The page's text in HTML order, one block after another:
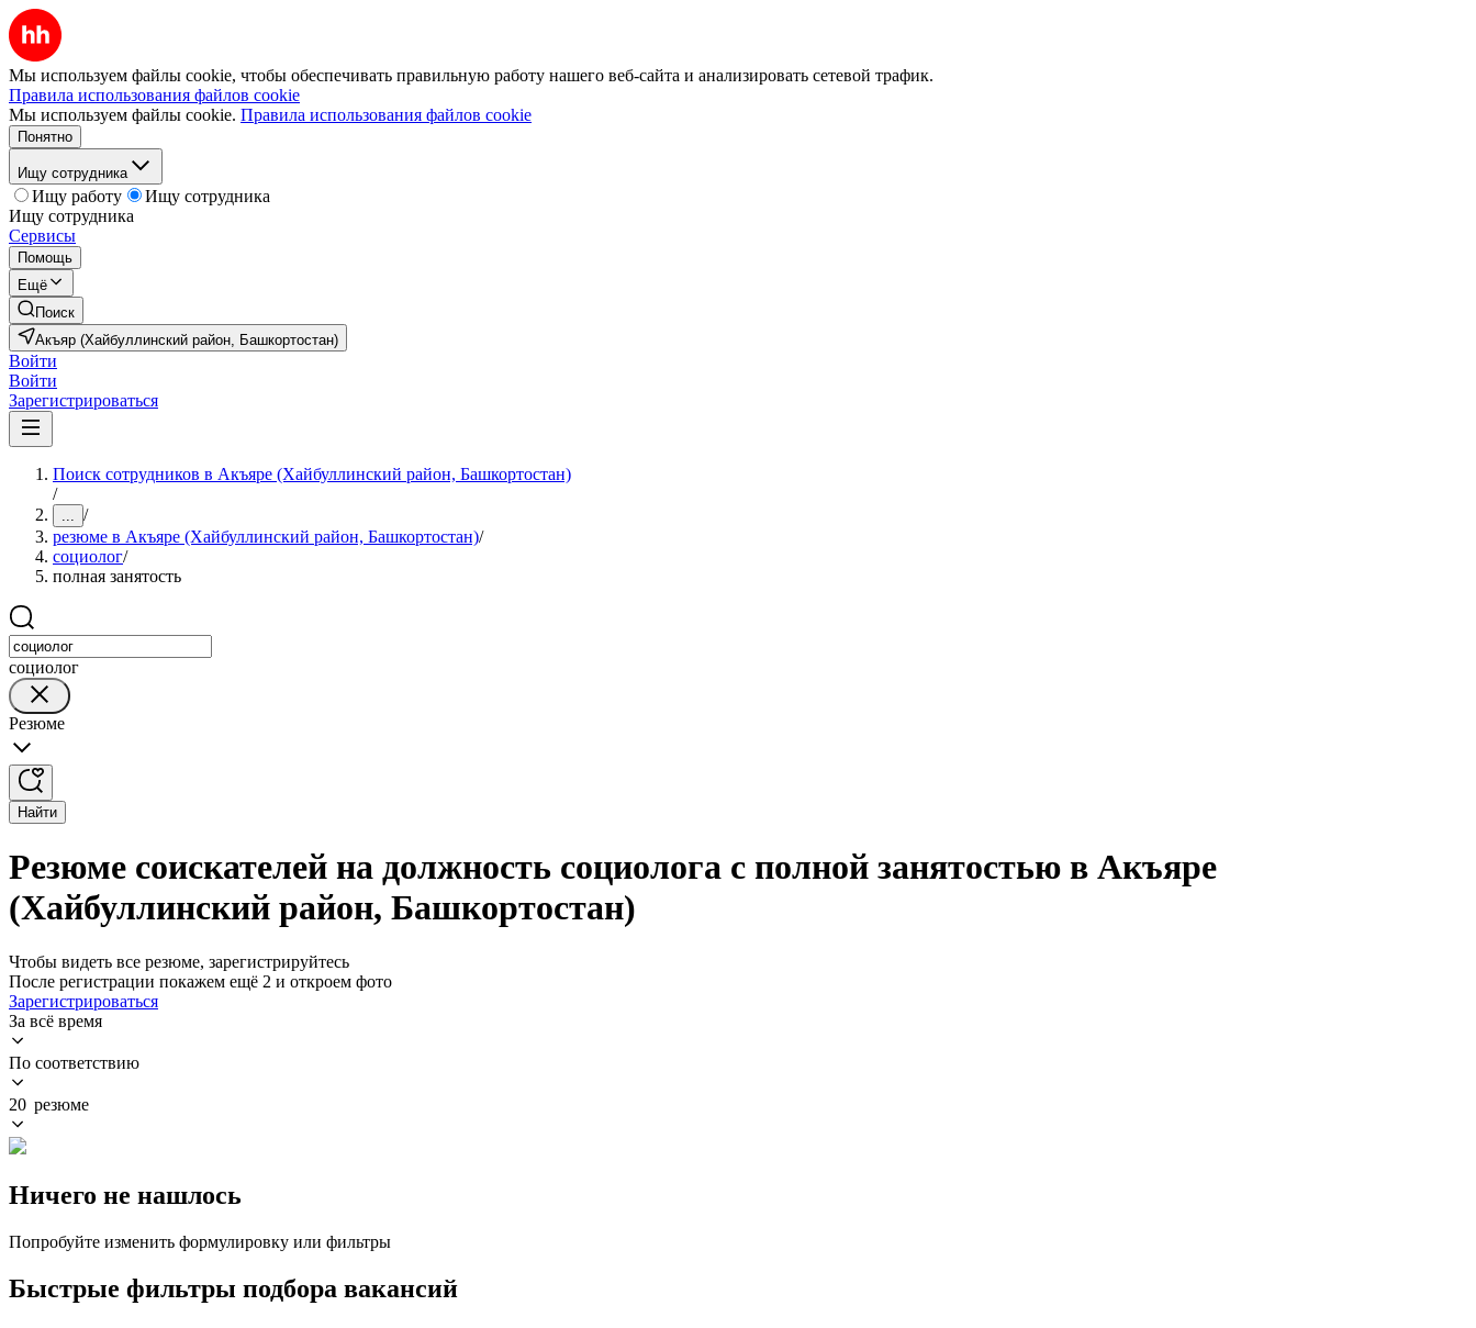
Мы используем файлы cookie, чтобы обеспечивать правильную работу нашего веб-сайта и анализировать сетевой трафик.
Правила использования файлов cookie
Мы используем файлы cookie. Правила использования файлов cookie
Понятно
Ищу сотрудника
Ищу работу
Ищу сотрудника
Ищу сотрудника
Сервисы
Помощь
Ещё
Поиск
Акъяр (Хайбуллинский район, Башкортостан)
Войти
Войти
Зарегистрироваться
Поиск сотрудников в Акъяре (Хайбуллинский район, Башкортостан)
/
... /
резюме в Акъяре (Хайбуллинский район, Башкортостан)/
социолог/
полная занятость
социолог
Резюме
Найти
Резюме соискателей на должность социолога с полной занятостью в Акъяре
(Хайбуллинский район, Башкортостан)
Чтобы видеть все резюме, зарегистрируйтесь
После регистрации покажем ещё 2 и откроем фото
Зарегистрироваться
За всё время
По соответствию
20 резюме
Ничего не нашлось
Попробуйте изменить формулировку или фильтры
Быстрые фильтры подбора вакансий